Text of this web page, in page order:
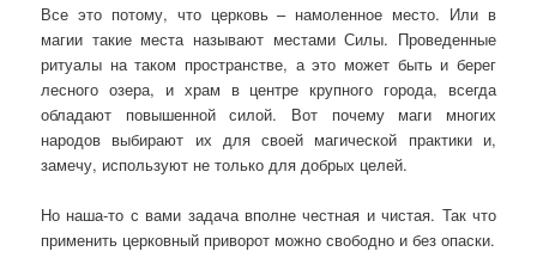
Все это потому, что церковь – намоленное место. Или в
магии такие места называют местами Силы. Проведенные
ритуалы на таком пространстве, а это может быть и берег
лесного озера, и храм в центре крупного города, всегда
обладают повышенной силой. Вот почему маги многих
народов выбирают их для своей магической практики и,
замечу, используют не только для добрых целей.
Но наша-то с вами задача вполне честная и чистая. Так что
применить церковный приворот можно свободно и без опаски.